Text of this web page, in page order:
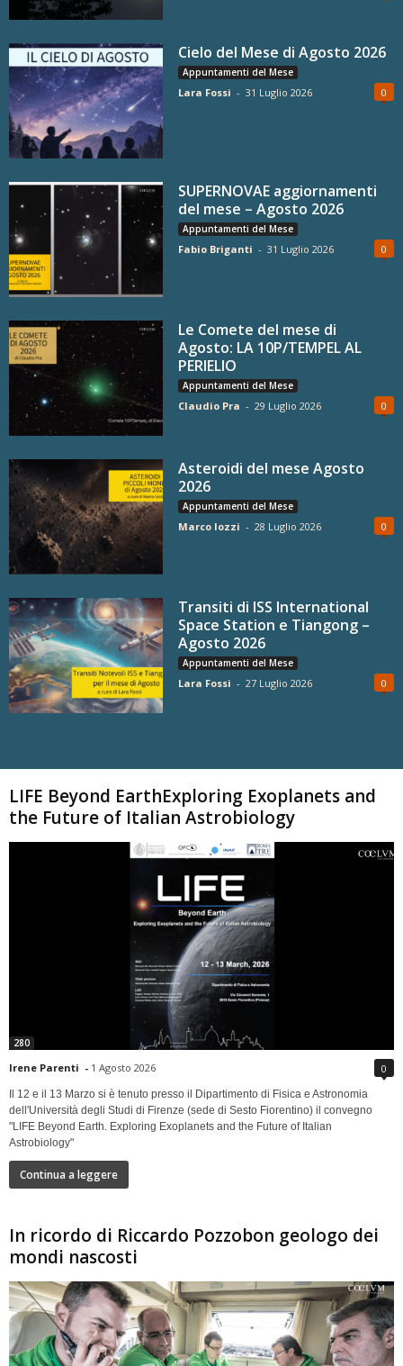
Cielo del Mese di Agosto 2026
Appuntamenti del Mese
Lara Fossi - 31 Luglio 2026 0
SUPERNOVAE aggiornamenti
del mese – Agosto 2026
Appuntamenti del Mese
Fabio Briganti - 31 Luglio 2026 0
Le Comete del mese di
Agosto: LA 10P/TEMPEL AL
PERIELIO
Appuntamenti del Mese
Claudio Pra - 29 Luglio 2026 0
Asteroidi del mese Agosto
2026
Appuntamenti del Mese
Marco Iozzi - 28 Luglio 2026 0
Transiti di ISS International
Space Station e Tiangong –
Agosto 2026
Appuntamenti del Mese
Lara Fossi - 27 Luglio 2026 0
LIFE Beyond EarthExploring Exoplanets and
the Future of Italian Astrobiology
280
Irene Parenti - 1 Agosto 2026 0
Il 12 e il 13 Marzo si è tenuto presso il Dipartimento di Fisica e Astronomia
dell'Università degli Studi di Firenze (sede di Sesto Fiorentino) il convegno
"LIFE Beyond Earth. Exploring Exoplanets and the Future of Italian
Astrobiology"
Continua a leggere
In ricordo di Riccardo Pozzobon geologo dei
mondi nascosti